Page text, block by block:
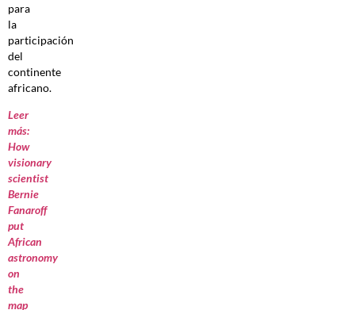
para
la
participación
del
continente
africano.
Leer
más:
How
visionary
scientist
Bernie
Fanaroff
put
African
astronomy
on
the
map